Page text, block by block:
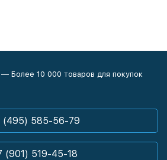
Более 10 000 товаров для покупок
(495) 585-56-79
(901) 519-45-18